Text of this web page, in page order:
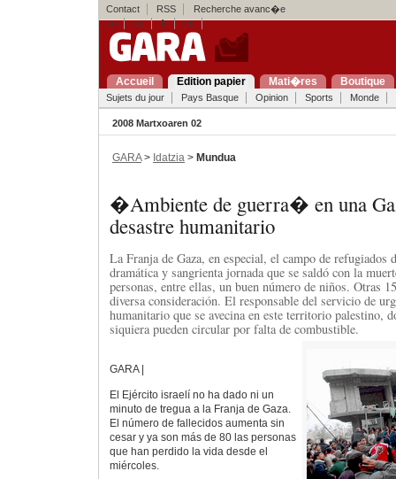
Contact RSS
Recherche avanc�e
eu
es fr en
Accueil Edition papier Mati�res Boutique
Sujets du jour Pays Basque Opinion Sports Monde
2008 Martxoaren 02
GARA> Idatzia > Mundua
�Ambiente de guerra� en una
desastre humanitario
La Franja de Gaza, en especial, el campo de refugiados
dramática y sangrienta jornada que se saldó con la
personas, entre ellas, un buen número de niños. Otras
diversa consideración. El responsable del servicio de
humanitario que se avecina en este territorio palestino,
siquiera pueden circular por falta de combustible.
GARA |
El Ejército israelí no ha dado ni un
minuto de tregua a la Franja de Gaza.
El número de fallecidos aumenta sin
cesar y ya son más de 80 las personas
que han perdido la vida desde el
miércoles.